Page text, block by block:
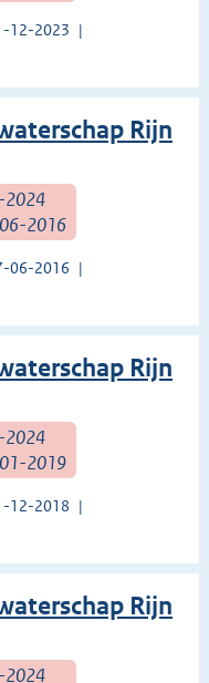
12-2023
Rijn
2024
2016
06-2016
Rijn
2024
2019
12-2018
Rijn
2024